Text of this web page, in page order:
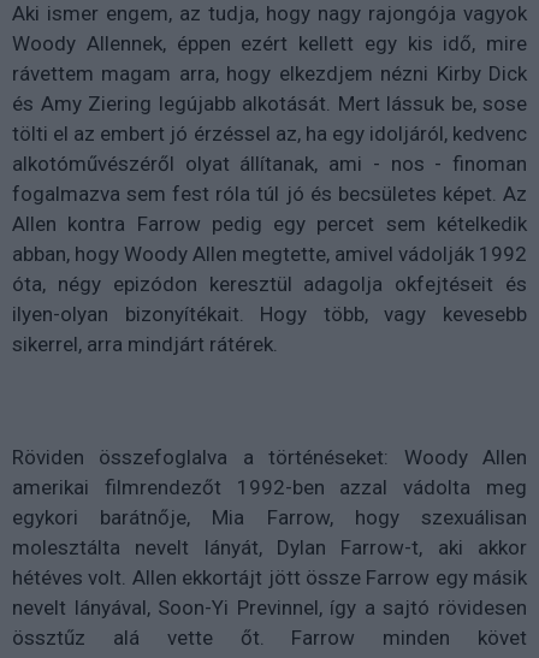
Aki ismer engem, az tudja, hogy nagy rajongója vagyok
Woody Allennek, éppen ezért kellett egy kis idő, mire
rávettem magam arra, hogy elkezdjem nézni Kirby Dick
és Amy Ziering legújabb alkotását. Mert lássuk be, sose
tölti el az embert jó érzéssel az, ha egy idoljáról, kedvenc
alkotóművészéről olyat állítanak, ami - nos - finoman
fogalmazva sem fest róla túl jó és becsületes képet. Az
Allen kontra Farrow pedig egy percet sem kételkedik
abban, hogy Woody Allen megtette, amivel vádolják 1992
óta, négy epizódon keresztül adagolja okfejtéseit és
ilyen-olyan bizonyítékait. Hogy több, vagy kevesebb
sikerrel, arra mindjárt rátérek.
Röviden összefoglalva a történéseket: Woody Allen
amerikai filmrendezőt 1992-ben azzal vádolta meg
egykori barátnője, Mia Farrow, hogy szexuálisan
molesztálta nevelt lányát, Dylan Farrow-t, aki akkor
hétéves volt. Allen ekkortájt jött össze Farrow egy másik
nevelt lányával, Soon-Yi Previnnel, így a sajtó rövidesen
össztűz alá vette őt. Farrow minden követ